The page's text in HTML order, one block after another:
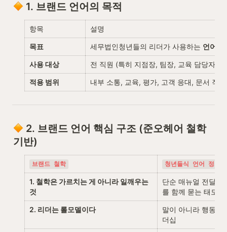
1. 브랜드 언어의 목적
항목 설명
목표 세무법인청년들의 리더가 사용하는 언어
사용 대상 전 직원 (특히 지점장, 팀장, 교육 담당자,
적용 범위 내부 소통, 교육, 평가, 고객 응대, 문서 작
2. 브랜드 언어 핵심 구조 (준오헤어 철학
기반)
브랜드 철학 청년들식 언어 정의
1. 철학은 가르치는 게 아니라 일깨우는
것
단순 매뉴얼 전달이
를 함께 묻는 태도
2. 리더는 롤모델이다
말이 아니라 행동으
더십